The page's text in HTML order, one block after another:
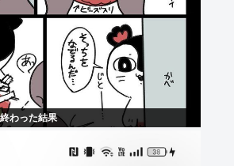
わった結果